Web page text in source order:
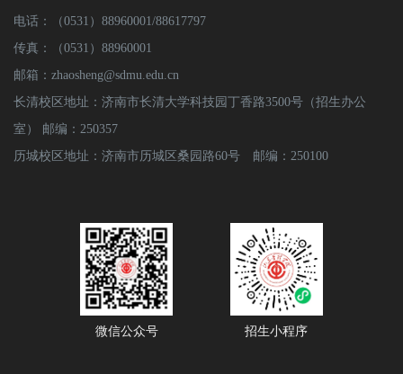
电话：（0531）88960001/88617797
传真：（0531）88960001
邮箱：zhaosheng@sdmu.edu.cn
长清校区地址：济南市长清大学科技园丁香路3500号（招生办公
室） 邮编：250357
历城校区地址：济南市历城区桑园路60号 邮编：250100
微信公众号 招生小程序